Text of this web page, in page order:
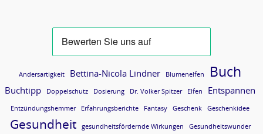
Andersartigkeit Bettina-Nicola Lindner Blumenelfen Buch
Buchtipp Doppelschutz Dosierung Dr. Volker Spitzer Elfen Entspannen
Entzündungshemmer Erfahrungsberichte Fantasy Geschenk Geschenkidee
Gesundheit gesundheitsfördernde Wirkungen Gesundheitswunder